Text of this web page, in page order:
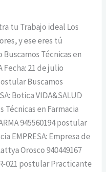
tu Trabajo ideal Los
y ese eres tú
Técnicas en
Fecha: 21 de julio
Buscamos
Botica VIDA&SALUD
Técnicas en Farmacia
945560194 postular
EMPRESA: Empresa de
Orosco 940449167
021 postular Practicante